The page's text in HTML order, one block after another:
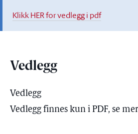
Klikk HER for vedlegg i pdf
Vedlegg
Vedlegg
Vedlegg finnes kun i PDF, se